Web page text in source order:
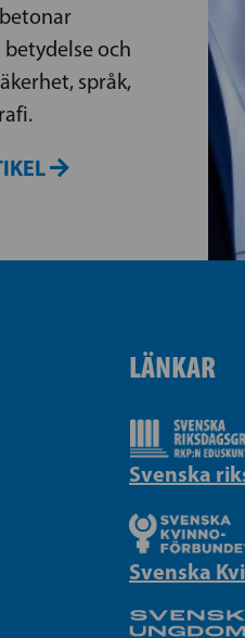
och
språk,
LÄNKAR
Svenska
Svenska